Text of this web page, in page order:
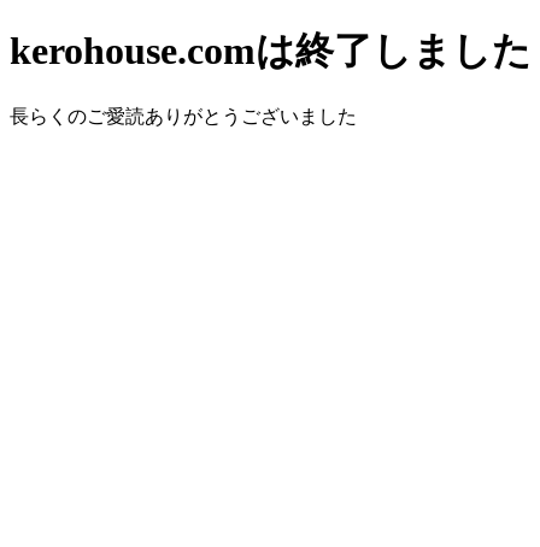
kerohouse.comは終了しました
長らくのご愛読ありがとうございました